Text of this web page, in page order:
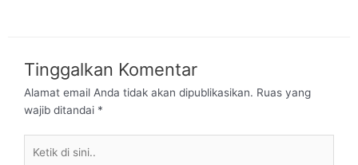
Tinggalkan Komentar
Alamat email Anda tidak akan dipublikasikan. Ruas yang
wajib ditandai *